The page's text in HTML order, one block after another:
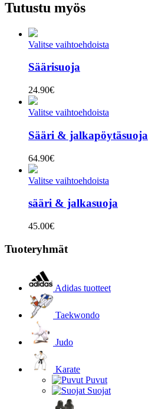
Tutustu myös
Valitse vaihtoehdoista
Säärisuoja
24.90€
Valitse vaihtoehdoista
Sääri & jalkapöytäsuoja
64.90€
Valitse vaihtoehdoista
sääri & jalkasuoja
45.00€
Tuoteryhmät
Adidas tuotteet
Taekwondo
Judo
Karate
Puvut
Suojat